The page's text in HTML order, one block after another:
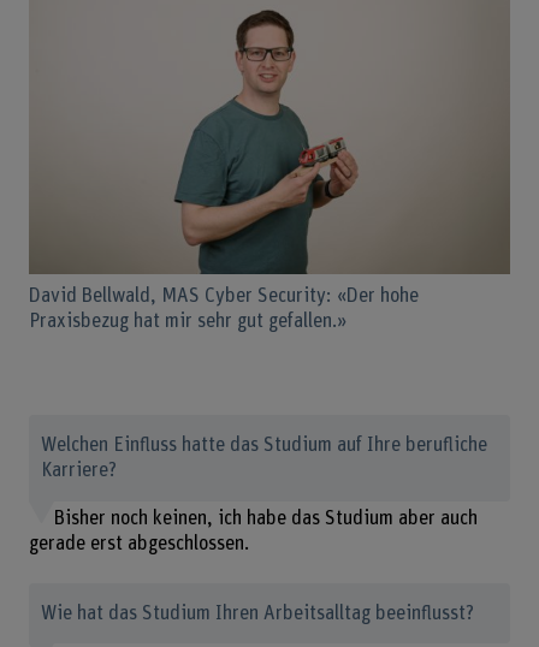
David Bellwald, MAS Cyber Security: «Der hohe
Praxisbezug hat mir sehr gut gefallen.»
Welchen Einfluss hatte das Studium auf Ihre berufliche
Karriere?
Bisher noch keinen, ich habe das Studium aber auch
gerade erst abgeschlossen.
Wie hat das Studium Ihren Arbeitsalltag beeinflusst?